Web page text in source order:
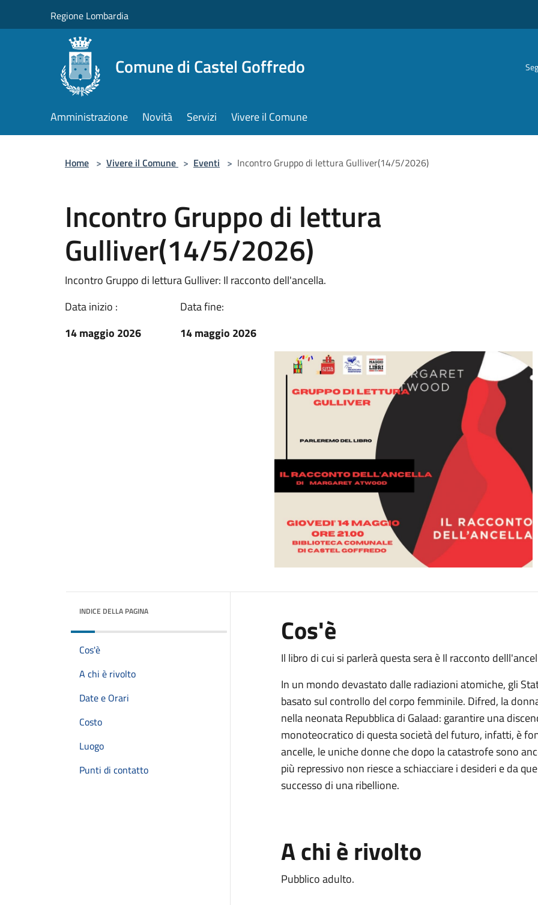
Regione Lombardia
Comune di Castel Goffredo
Amministrazione Novità Servizi Vivere il Comune
Home > Vivere il Comune > Eventi > Incontro Gruppo di lettura Gulliver(14/5/2026)
Incontro Gruppo di lettura
Gulliver(14/5/2026)
Incontro Gruppo di lettura Gulliver: Il racconto dell'ancella.
Data inizio :
14 maggio 2026
Data fine:
14 maggio 2026
INDICE DELLA PAGINA
Cos'è
A chi è rivolto
Date e Orari
Costo
Luogo
Punti di contatto
Cos'è
Il libro di cui si parlerà questa sera è Il racconto
In un mondo devastato dalle radiazioni atomiche, gli
basato sul controllo del corpo femminile. Difred, la
nella neonata Repubblica di Galaad: garantire una
monoteocratico di questa società del futuro, infatti, è
ancelle, le uniche donne che dopo la catastrofe sono
più repressivo non riesce a schiacciare i desideri e da
successo di una ribellione.
A chi è rivolto
Pubblico adulto.